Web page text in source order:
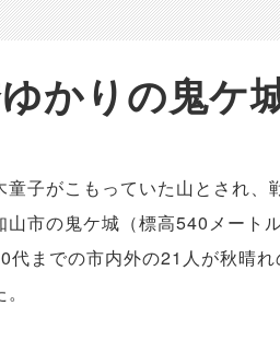
かりの鬼ケ
子がこもっていた山とされ、
市の鬼ケ城（標高540メート
代までの市内外の21人が秋晴